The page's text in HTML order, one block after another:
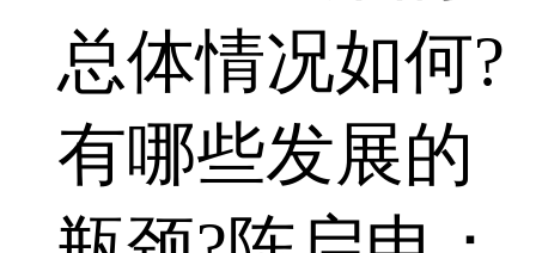
总体情况如何?
有哪些发展的